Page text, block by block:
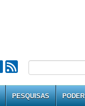
PESQUISAS PODER